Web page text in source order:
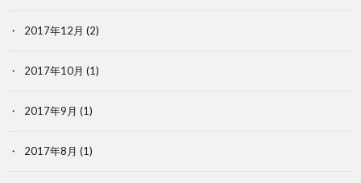
2017年12月 (2)
2017年10月 (1)
2017年9月 (1)
2017年8月 (1)